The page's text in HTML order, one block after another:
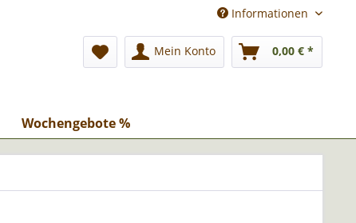
Informationen
Mein Konto 0,00 € *
Wochengebote %